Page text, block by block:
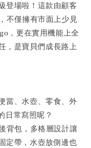
登場啦！這款由顧客
不僅擁有市面上少見
，更在實用機能上全
，是寶貝們成長路上
當、水壺、零食、外
日常寫照呢？
背包，多格層設計讓
定帶，水壺放側邊也